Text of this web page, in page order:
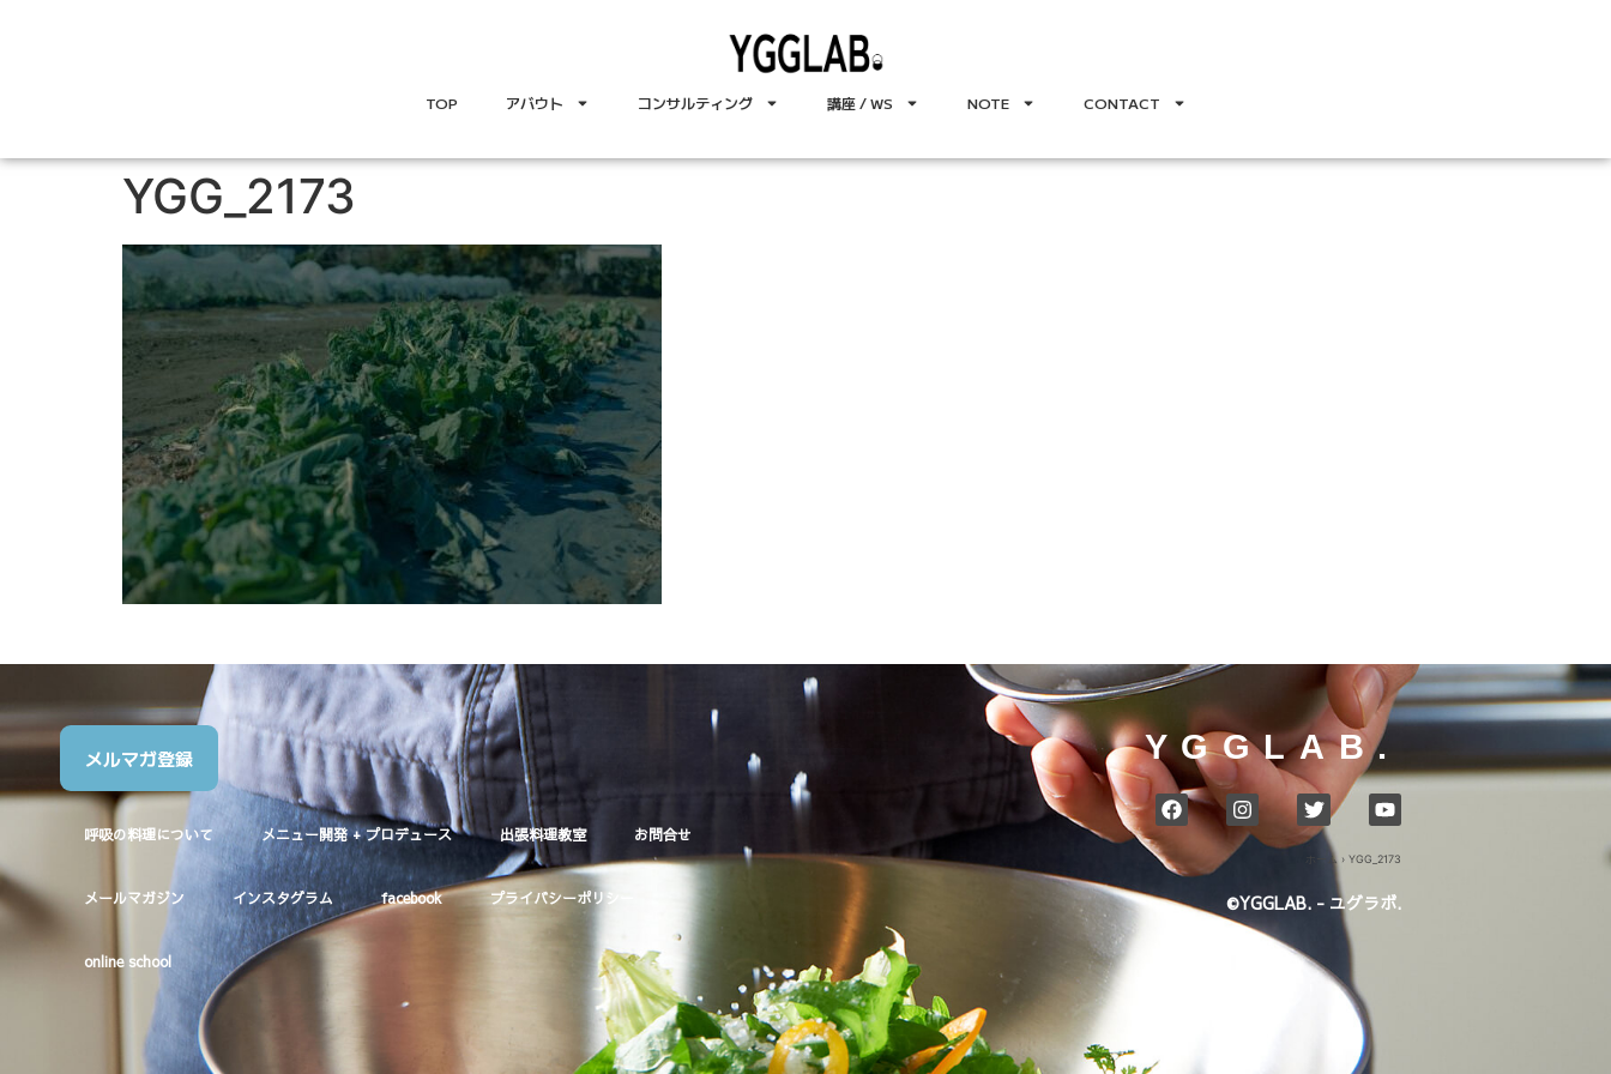
TOP アバウト コンサルティング 講座 / WS NOTE CONTACT
YGG_2173
メルマガ登録
呼吸の料理について メニュー開発 + プロデュース 出張料理教室 お問合せ
メールマガジン インスタグラム facebook プライバシーポリシー
online school
YGGLAB.
ホーム ›YGG_2173
©YGGLAB. - ユグラボ.